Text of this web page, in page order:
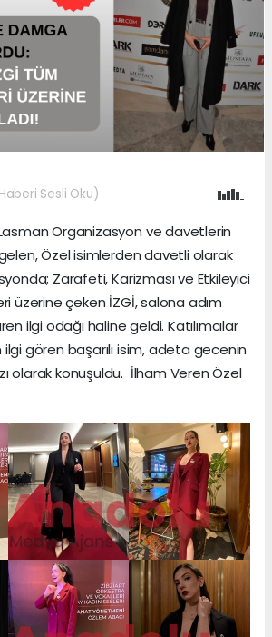
Sesli Oku)
Organizasyon ve davetlerin
Özel isimlerden davetli olarak
Zarafeti, Karizması ve Etkileyici
üzerine çeken İZGİ, salona adım
ilgi odağı haline geldi. Katılımcılar
gören başarılı isim, adeta gecenin
olarak konuşuldu. İlham Veren Özel